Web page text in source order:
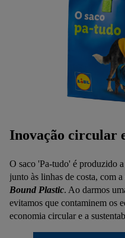
Inovação circular
O saco 'Pa-tudo' é produzido
junto às linhas de costa, com
Bound Plastic. Ao darmos
evitamos que contaminem os
economia circular e a